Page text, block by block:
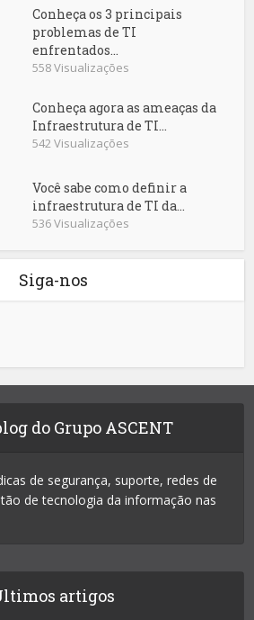
Conheça os 3 principais
problemas de TI
enfrentados...
558 Visualizações
Conheça agora as ameaças da
Infraestrutura de TI...
542 Visualizações
Você sabe como definir a
infraestrutura de TI da...
536 Visualizações
Siga-nos
do Grupo ASCENT
de segurança, suporte, redes de
de tecnologia da informação nas
artigos